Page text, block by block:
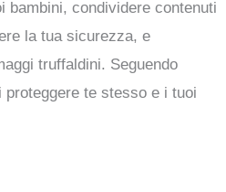
bambini, condividere contenuti
la tua sicurezza, e
truffaldini. Seguendo
te stesso e i tuoi